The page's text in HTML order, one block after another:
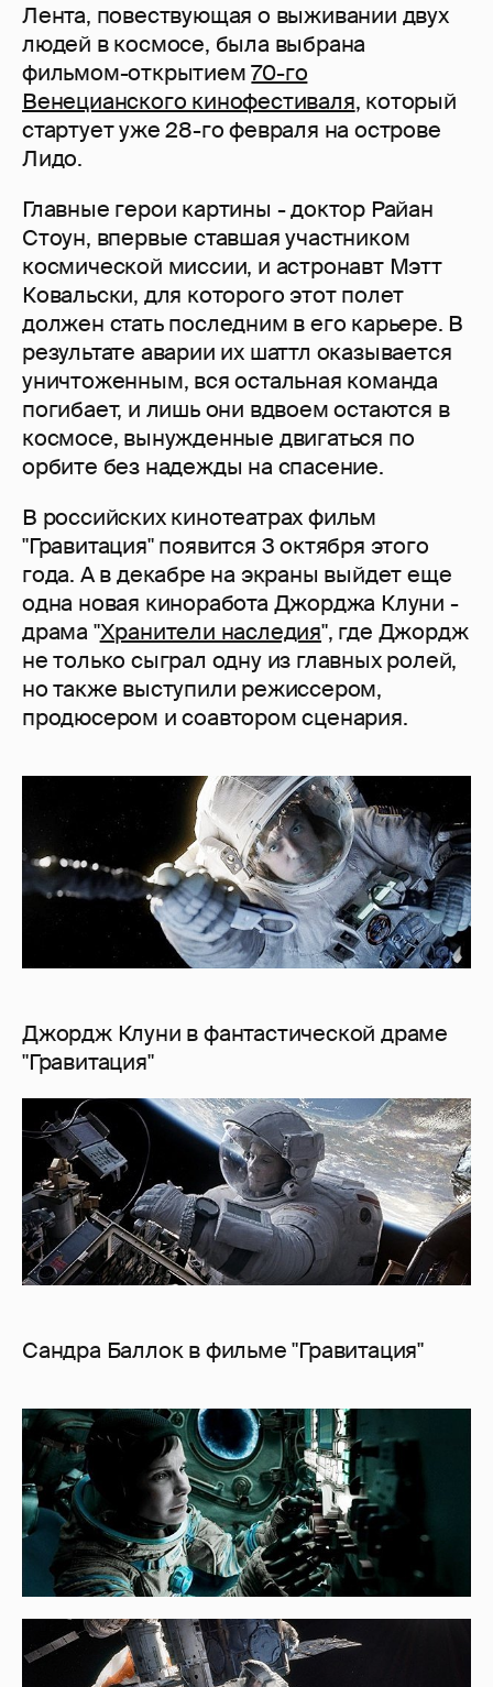
Лента, повествующая о выживании двух
людей в космосе, была выбрана
фильмом-открытием70-го
Венецианского кинофестиваля, который
стартует уже 28-го февраля на острове
Лидо.
Главные герои картины - доктор Райан
Стоун, впервые ставшая участником
космической миссии, и астронавт Мэтт
Ковальски, для которого этот полет
должен стать последним в его карьере. В
результате аварии их шаттл оказывается
уничтоженным, вся остальная команда
погибает, и лишь они вдвоем остаются в
космосе, вынужденные двигаться по
орбите без надежды на спасение.
В российских кинотеатрах фильм
"Гравитация" появится 3 октября этого
года. А в декабре на экраны выйдет еще
одна новая киноработа Джорджа Клуни -
драма "Хранители наследия", где Джордж
не только сыграл одну из главных ролей,
но также выступили режиссером,
продюсером и соавтором сценария.
Джордж Клуни в фантастической драме
"Гравитация"
Сандра Баллок в фильме "Гравитация"